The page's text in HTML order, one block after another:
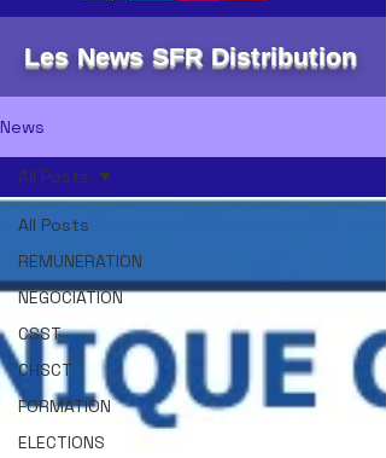
Les News SFR Distribution
News
All Posts
REMUNERATION
NEGOCIATION
CSST
CHSCT
FORMATION
ELECTIONS
All Posts